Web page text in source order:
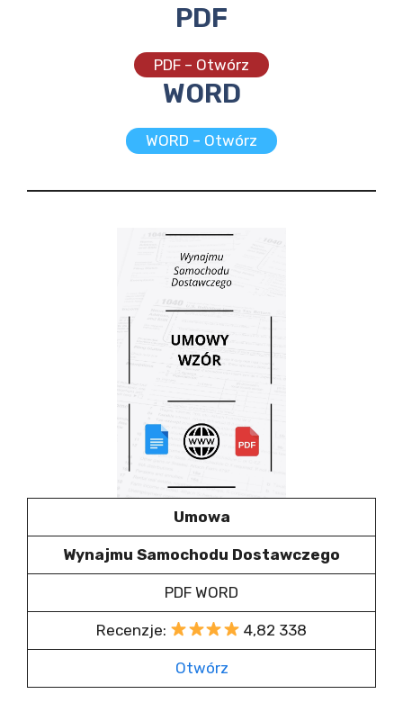
PDF
PDF – Otwórz
WORD
WORD – Otwórz
Umowa
Wynajmu Samochodu Dostawczego
PDF WORD
Recenzje: 4,82 338
Otwórz